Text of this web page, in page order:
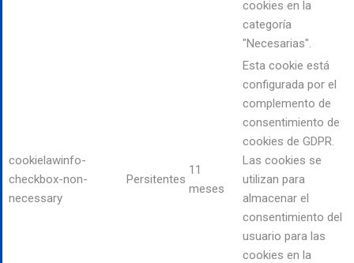
cookies en la
categoría
"Necesarias".
cookielawinfo-
checkbox-non-
necessary
Persitentes
11
meses
Esta cookie está
configurada por el
complemento de
consentimiento de
cookies de GDPR.
Las cookies se
utilizan para
almacenar el
consentimiento del
usuario para las
cookies en la